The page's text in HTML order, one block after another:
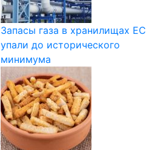
Запасы газа в хранилищах ЕС
упали до исторического
минимума